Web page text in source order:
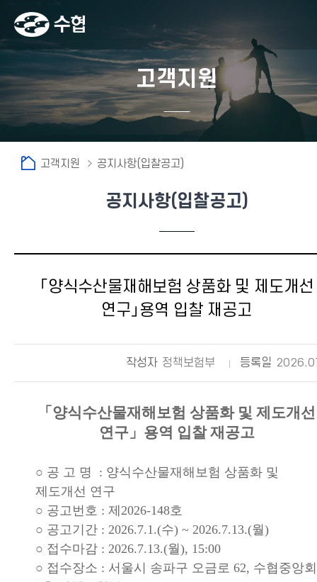
고객지원
고객지원 공지사항(입찰공고)
공지사항(입찰공고)
「양식수산물재해보험 상품화 및 제도개선
연구」용역 입찰 재공고
작성자 정책보험부 등록일
「양식수산물재해보험 상품화 및 제도개선
연구」용역 입찰 재공고
○ 공 고 명 : 양식수산물재해보험 상품화 및
제도개선 연구
○ 공고번호 : 제2026-148호
○ 공고기간 : 2026.7.1.(수) ~ 2026.7.13.(월)
○ 접수마감 : 2026.7.13.(월), 15:00
○ 접수장소 : 서울시 송파구 오금로 62, 수협중앙회